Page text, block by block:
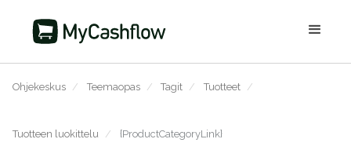
Ohjekeskus / Teemaopas / Tagit / Tuotteet /
Tuotteen luokittelu / {ProductCategoryLink}